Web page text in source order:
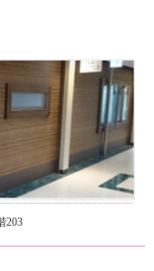
203